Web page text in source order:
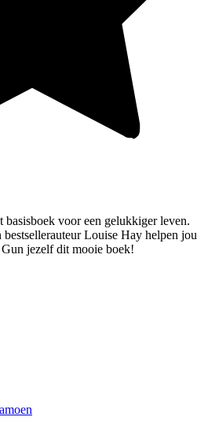
basisboek voor een gelukkiger leven.
Louise Hay helpen jou
jezelf dit mooie boek!